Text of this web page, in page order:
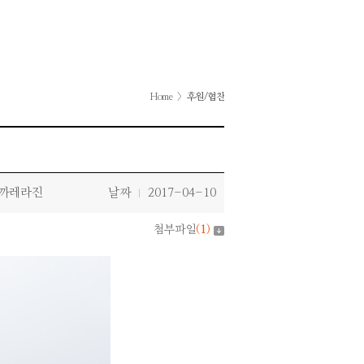
Home > 후원/협찬
레라진 날짜 2017-04-10
첨부파일( 1)